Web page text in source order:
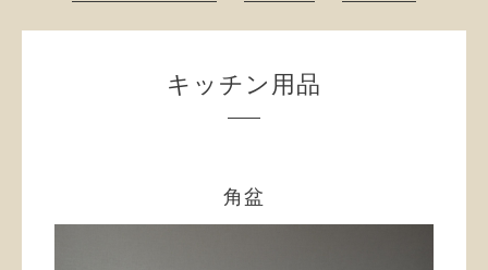
キッチン用品
角盆